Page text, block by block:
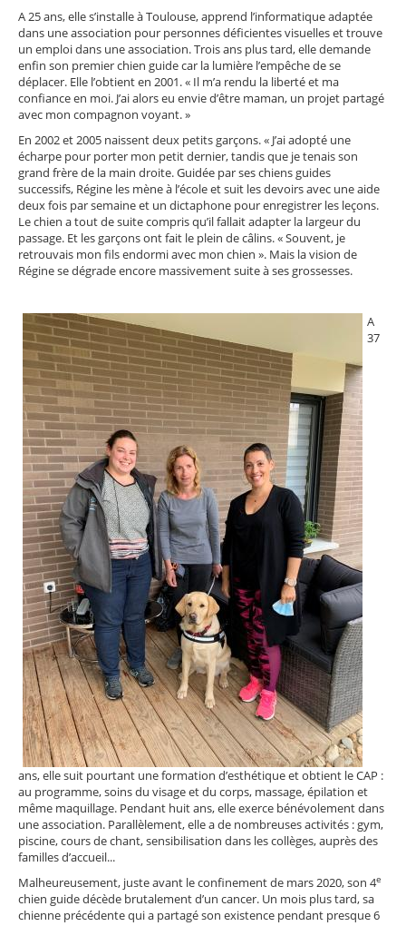
A 25 ans, elle s’installe à Toulouse, apprend l’informatique adaptée
dans une association pour personnes déficientes visuelles et trouve
un emploi dans une association. Trois ans plus tard, elle demande
enfin son premier chien guide car la lumière l’empêche de se
déplacer. Elle l’obtient en 2001. « Il m’a rendu la liberté et ma
confiance en moi. J’ai alors eu envie d’être maman, un projet partagé
avec mon compagnon voyant. »
En 2002 et 2005 naissent deux petits garçons. « J’ai adopté une
écharpe pour porter mon petit dernier, tandis que je tenais son
grand frère de la main droite. Guidée par ses chiens guides
successifs, Régine les mène à l’école et suit les devoirs avec une aide
deux fois par semaine et un dictaphone pour enregistrer les leçons.
Le chien a tout de suite compris qu’il fallait adapter la largeur du
passage. Et les garçons ont fait le plein de câlins. « Souvent, je
retrouvais mon fils endormi avec mon chien ». Mais la vision de
Régine se dégrade encore massivement suite à ses grossesses.
A
37
ans, elle suit pourtant une formation d’esthétique et obtient le CAP :
au programme, soins du visage et du corps, massage, épilation et
même maquillage. Pendant huit ans, elle exerce bénévolement dans
une association. Parallèlement, elle a de nombreuses activités : gym,
piscine, cours de chant, sensibilisation dans les collèges, auprès des
familles d’accueil...
Malheureusement, juste avant le confinement de mars 2020, son 4e
chien guide décède brutalement d’un cancer. Un mois plus tard, sa
chienne précédente qui a partagé son existence pendant presque 6